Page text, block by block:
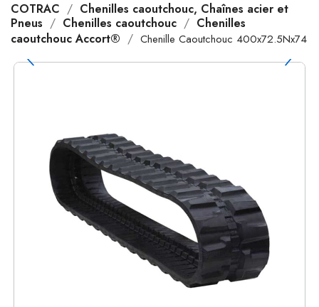
COTRAC
Chenilles caoutchouc, Chaînes acier et
Pneus
Chenilles caoutchouc
Chenilles
caoutchouc Accort®
Chenille Caoutchouc 400x72.5Nx74